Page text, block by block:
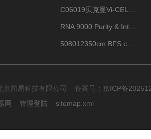
京闻易科技有限公司 备案号： 京ICP备
网 管理登陆 sitemap.xml